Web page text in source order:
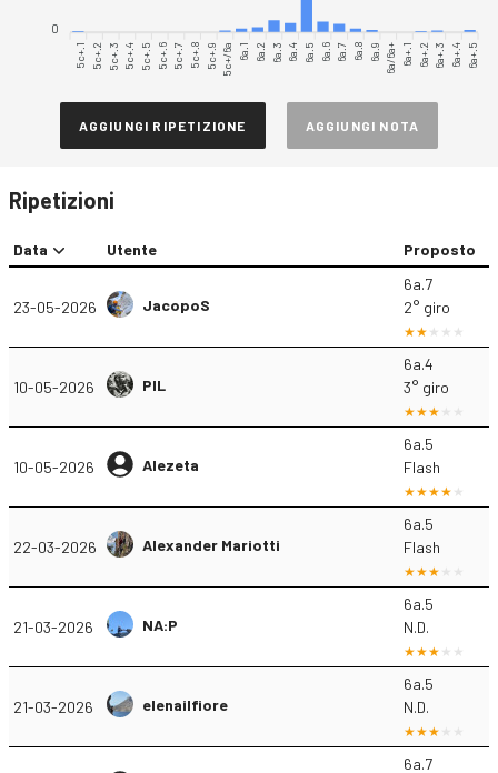
0
5c+.1 5c+.2 5c+.3 5c+.4 5c+.5 5c+.6 5c+.7 5c+.8 5c+.9 5c+/6a 6a.1 6a.2 6a.3 6a.4 6a.5 6a.6 6a.7 6a.8 6a.9 6a/6a+ 6a+.1 6a+.2 6a+.3 6a+.4 6a+.5
AGGIUNGI RIPETIZIONE AGGIUNGI NOTA
Ripetizioni
Data Utente Proposto
23-05-2026 JacopoS
6a.7
2° giro
10-05-2026 PIL
6a.4
3° giro
10-05-2026 Alezeta
6a.5
Flash
22-03-2026 Alexander Mariotti
6a.5
Flash
21-03-2026 NA:P
6a.5
N.D.
21-03-2026 elenailfiore
6a.5
N.D.
6a.7